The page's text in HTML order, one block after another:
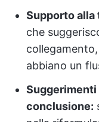
Supporto alla
che
abbiano un
conclusione: